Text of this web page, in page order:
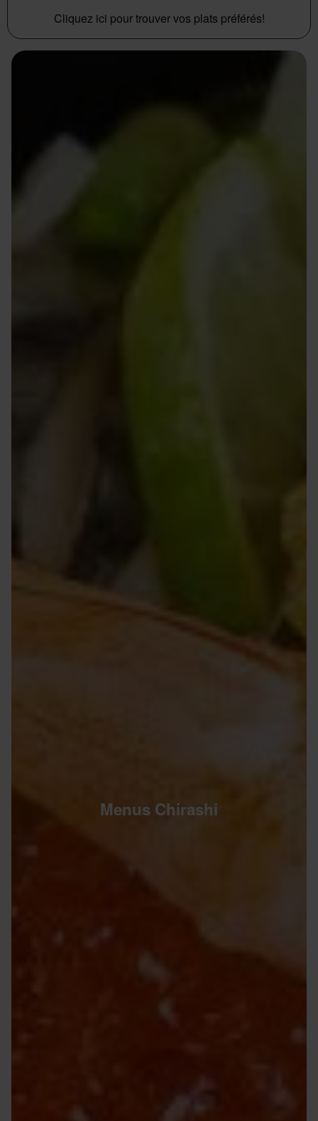
Cliquez ici pour trouver vos plats préférés!
Menus Chirashi